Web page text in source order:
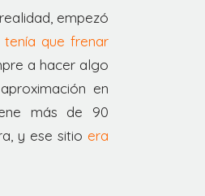
empezó
que frenar
a hacer algo
en
más de 90
y ese sitio era